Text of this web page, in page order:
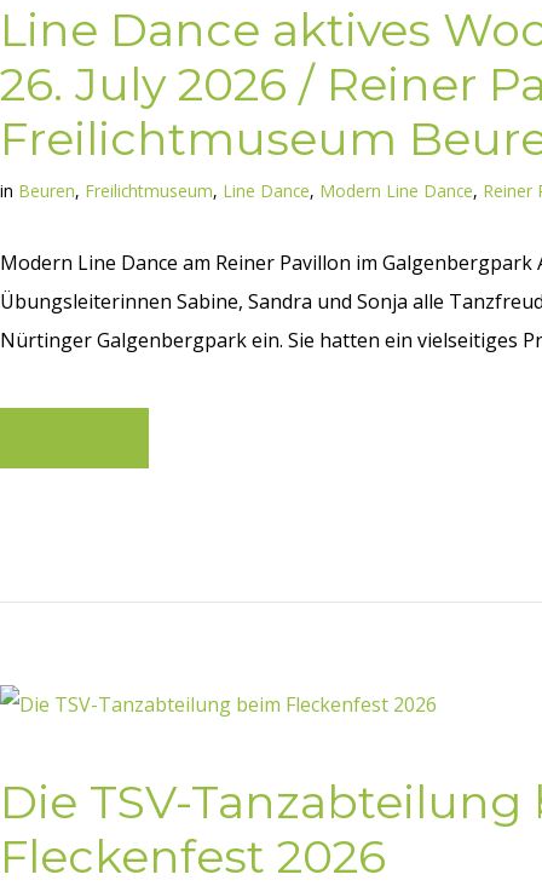
Line Dance aktives
26. July 2026 / Reiner
Freilichtmuseum
in Beuren, Freilichtmuseum, Line Dance, Modern Line Dance, Reiner
Modern Line Dance am Reiner Pavillon im Galgenbergpark
Übungsleiterinnen Sabine, Sandra und Sonja alle
Nürtinger Galgenbergpark ein. Sie hatten ein vielseitiges
Die TSV-
Fleckenfest 2026